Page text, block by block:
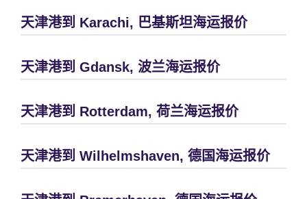
天津港到 Karachi, 巴基斯坦海运报价
天津港到 Gdansk, 波兰海运报价
天津港到 Rotterdam, 荷兰海运报价
天津港到 Wilhelmshaven, 德国海运报价